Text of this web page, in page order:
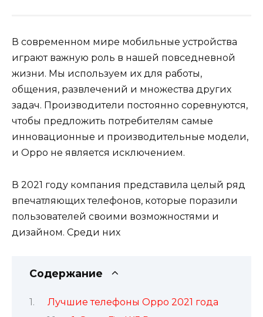
В современном мире мобильные устройства
играют важную роль в нашей повседневной
жизни. Мы используем их для работы,
общения, развлечений и множества других
задач. Производители постоянно соревнуются,
чтобы предложить потребителям самые
инновационные и производительные модели,
и Oppo не является исключением.
В 2021 году компания представила целый ряд
впечатляющих телефонов, которые поразили
пользователей своими возможностями и
дизайном. Среди них
Содержание
Лучшие телефоны Oppo 2021 года